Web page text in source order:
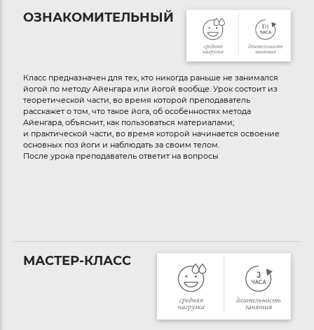
ОЗНАКОМИТЕЛЬНЫЙ
Класс предназначен для тех, кто никогда раньше не занимался
йогой по методу Айенгара или йогой вообще. Урок состоит из
теоретической части, во время которой преподаватель
расскажет о том, что такое йога, об особенностях метода
Айенгара, объяснит, как пользоваться материалами;
и практической части, во время которой начинается освоение
основных поз йоги и наблюдать за своим телом.
После урока преподаватель ответит на вопросы
МАСТЕР-КЛАСС